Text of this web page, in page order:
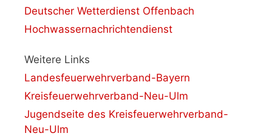
Deutscher Wetterdienst Offenbach
Hochwassernachrichtendienst
Weitere Links
Landesfeuerwehrverband-Bayern
Kreisfeuerwehrverband-Neu-Ulm
Jugendseite des Kreisfeuerwehrverband-
Neu-Ulm